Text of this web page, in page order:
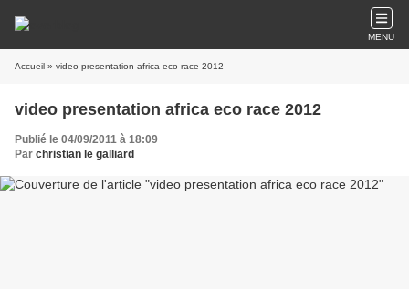
MENU
Accueil » video presentation africa eco race 2012
video presentation africa eco race 2012
Publié le 04/09/2011 à 18:09
Par christian le galliard